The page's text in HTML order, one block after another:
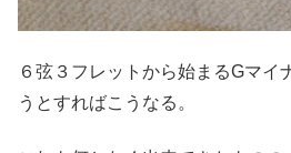
６弦３フレットから始まるGマイ
うとすればこうなる。